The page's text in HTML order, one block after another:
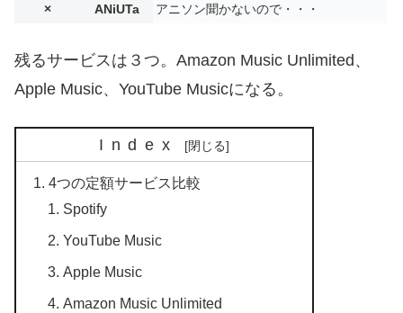
× ANiUTa アニソン聞かないので・・・
残るサービスは３つ。Amazon Music Unlimited、
Apple Music、YouTube Musicになる。
Index
4つの定額サービス比較
Spotify
YouTube Music
Apple Music
Amazon Music Unlimited